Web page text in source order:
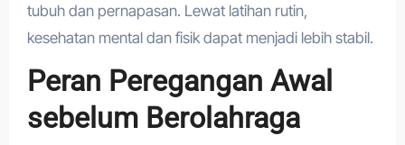
tubuh dan pernapasan. Lewat latihan rutin,
kesehatan mental dan fisik dapat menjadi lebih stabil.
Peran Peregangan Awal
sebelum Berolahraga